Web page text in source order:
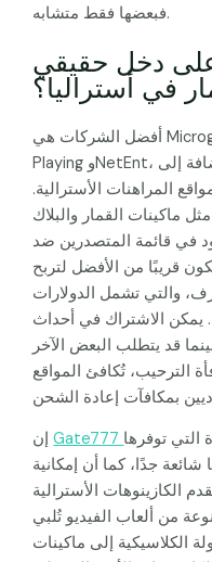
فبعضها فقط متشابه.
دخل حقيقي
في أستراليا؟
أفضل الشركات هي Microgaming وYggdrasil وProgression
Playing وNetEnt، بالإضافة إلى Amatic. تُضيف المسابقات
المراهنات الأسترالية.
ماكينات القمار والبلاك
في قائمة المتصدرين ضد
قريبًا من الأفضل لتربح
والتي تشمل الدولارات
يمكن الاشتراك في أحداث
قد يتطلب البعض الآخر
الترحيب، تُكافئ المواقع
إن
التي توفرها
شائعة جدًا، كما أن إمكانية
الكازينوهات الأسترالية
من ألعاب الفيديو تُلبي
الكلاسيكية إلى ماكينات